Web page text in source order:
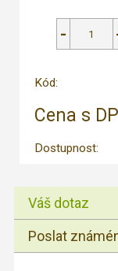
Kód:
Cena s
Dostupnost:
Váš dotaz
Poslat